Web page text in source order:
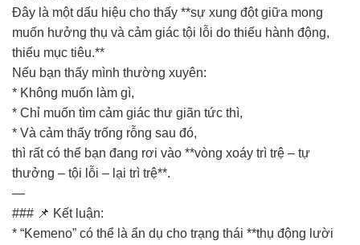
Đây là một dấu hiệu cho thấy **sự xung đột giữa mong
muốn hưởng thụ và cảm giác tội lỗi do thiếu hành động,
thiếu mục tiêu.**
Nếu bạn thấy mình thường xuyên:
* Không muốn làm gì,
* Chỉ muốn tìm cảm giác thư giãn tức thì,
* Và cảm thấy trống rỗng sau đó,
thì rất có thể bạn đang rơi vào **vòng xoáy trì trệ – tự
thưởng – tội lỗi – lại trì trệ**.
—
### 📌 Kết luận:
* “Kemeno” có thể là ẩn dụ cho trạng thái **thụ động lười